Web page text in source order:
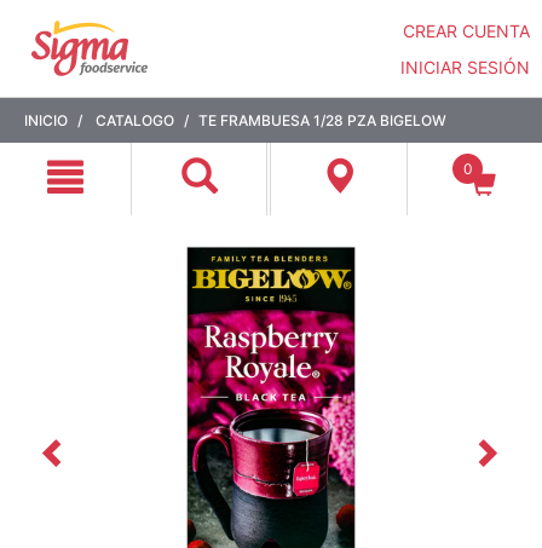
CREAR CUENTA
INICIAR SESIÓN
contenido
INICIO CATALOGO TE FRAMBUESA 1/28 PZA BIGELOW
0